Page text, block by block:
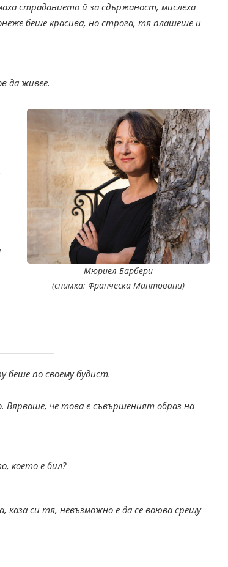
страданието й за сдържаност, мислеха
беше красива, но строга, тя плашеше и
да живее.
Мюриел Барбери
(снимка: Франческа Мантовани)
беше по своему будист.
че това е съвършеният образ на
което е бил?
каза си тя, невъзможно е да се воюва срещу